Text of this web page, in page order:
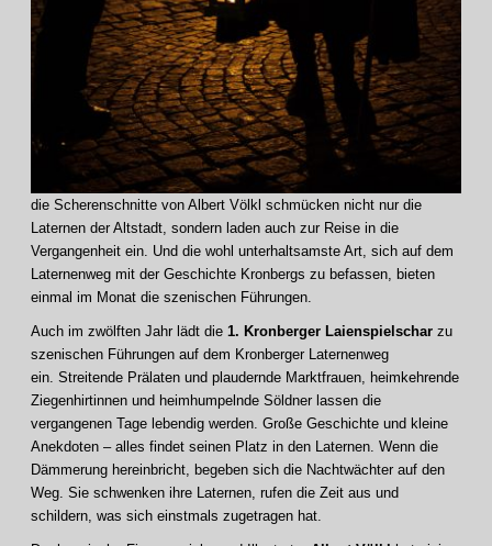
die Scherenschnitte von Albert Völkl schmücken nicht nur die
Laternen der Altstadt, sondern laden auch zur Reise in die
Vergangenheit ein. Und die wohl unterhaltsamste Art, sich auf dem
Laternenweg mit der Geschichte Kronbergs zu befassen, bieten
einmal im Monat die szenischen Führungen.
Auch im zwölften Jahr lädt die 1. Kronberger Laienspielschar zu
szenischen Führungen auf dem Kronberger Laternenweg
ein. Streitende Prälaten und plaudernde Marktfrauen, heimkehrende
Ziegenhirtinnen und heimhumpelnde Söldner lassen die
vergangenen Tage lebendig werden. Große Geschichte und kleine
Anekdoten – alles findet seinen Platz in den Laternen. Wenn die
Dämmerung hereinbricht, begeben sich die Nachtwächter auf den
Weg. Sie schwenken ihre Laternen, rufen die Zeit aus und
schildern, was sich einstmals zugetragen hat.